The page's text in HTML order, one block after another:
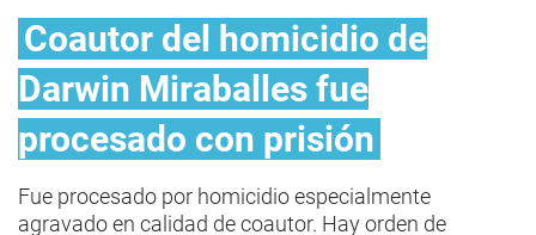
Coautor del homicidio de
Darwin Miraballes fue
procesado con prisión
Fue procesado por homicidio especialmente
agravado en calidad de coautor. Hay orden de